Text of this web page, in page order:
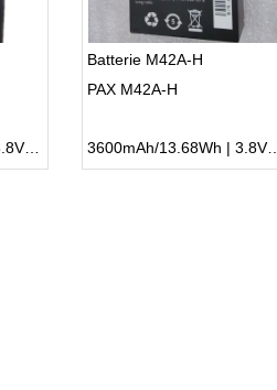
2950mAh 11.21Wh | 3.8V | Li-ion ...
Batterie M42A-H
PAX M42A-H
3600mAh/13.68Wh | 3.8V | Li-ion ...